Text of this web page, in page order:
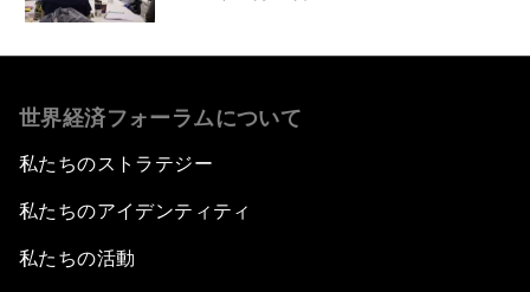
世界経済フォーラムについて
私たちのストラテジー
私たちのアイデンティティ
私たちの活動